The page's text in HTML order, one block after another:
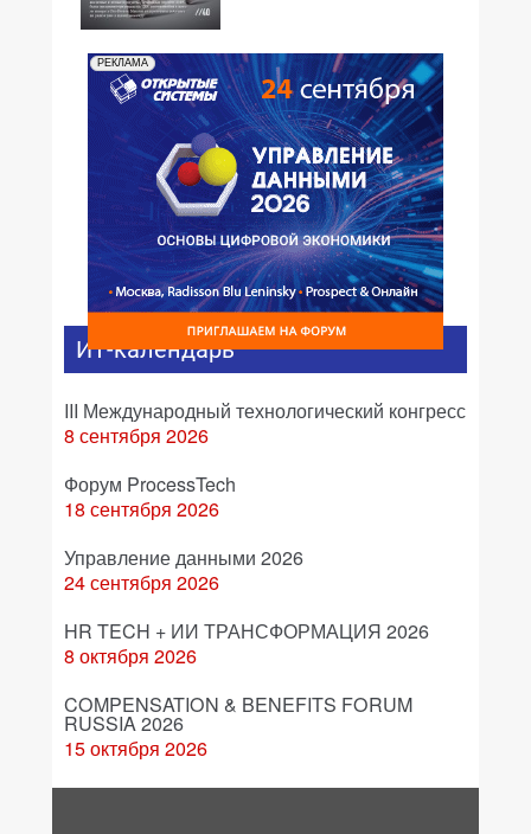
№01,2008
РЕКЛАМА
ИТ-календарь
III Международный технологический конгресс
8 сентября 2026
Форум ProcessTech
18 сентября 2026
Управление данными 2026
24 сентября 2026
HR TECH + ИИ ТРАНСФОРМАЦИЯ 2026
8 октября 2026
COMPENSATION & BENEFITS FORUM
RUSSIA 2026
15 октября 2026